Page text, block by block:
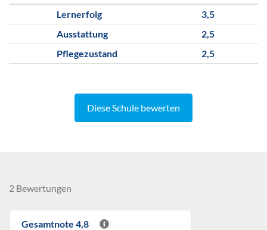
Lernerfolg
3,5
Ausstattung
2,5
Pflegezustand
2,5
Diese Schule bewerten
2 Bewertungen
Gesamtnote 4,8